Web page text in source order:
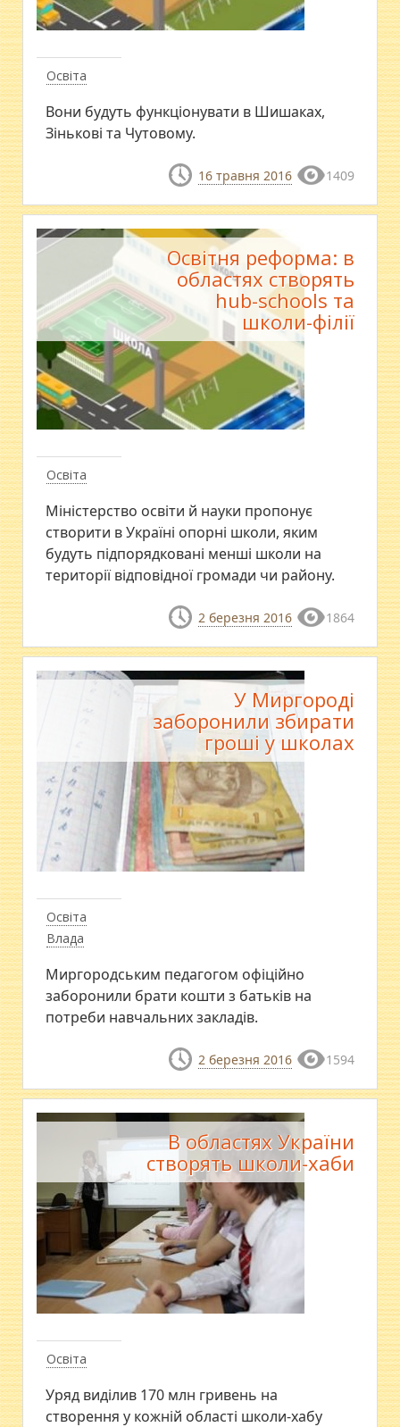
Освіта
Вони будуть функціонувати в Шишаках,
Зінькові та Чутовому.
16 травня 2016 1409
Освіта
Освітня реформа: в
областях створять
hub-schools та
школи-філії
Міністерство освіти й науки пропонує
створити в Україні опорні школи, яким
будуть підпорядковані менші школи на
території відповідної громади чи району.
2 березня 2016 1864
Освіта
Влада
У Миргороді
заборонили збирати
гроші у школах
Миргородським педагогом офіційно
заборонили брати кошти з батьків на
потреби навчальних закладів.
2 березня 2016 1594
Освіта
В областях України
створять школи-хаби
Уряд виділив 170 млн гривень на
створення у кожній області школи-хабу